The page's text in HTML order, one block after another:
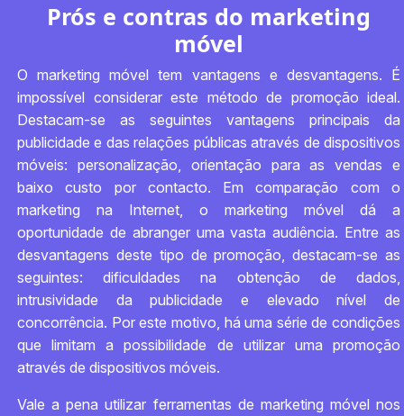
Prós e contras do marketing
móvel
O marketing móvel tem vantagens e desvantagens. É
impossível considerar este método de promoção ideal.
Destacam-se as seguintes vantagens principais da
publicidade e das relações públicas através de dispositivos
móveis: personalização, orientação para as vendas e
baixo custo por contacto. Em comparação com o
marketing na Internet, o marketing móvel dá a
oportunidade de abranger uma vasta audiência. Entre as
desvantagens deste tipo de promoção, destacam-se as
seguintes: dificuldades na obtenção de dados,
intrusividade da publicidade e elevado nível de
concorrência. Por este motivo, há uma série de condições
que limitam a possibilidade de utilizar uma promoção
através de dispositivos móveis.
Vale a pena utilizar ferramentas de marketing móvel nos